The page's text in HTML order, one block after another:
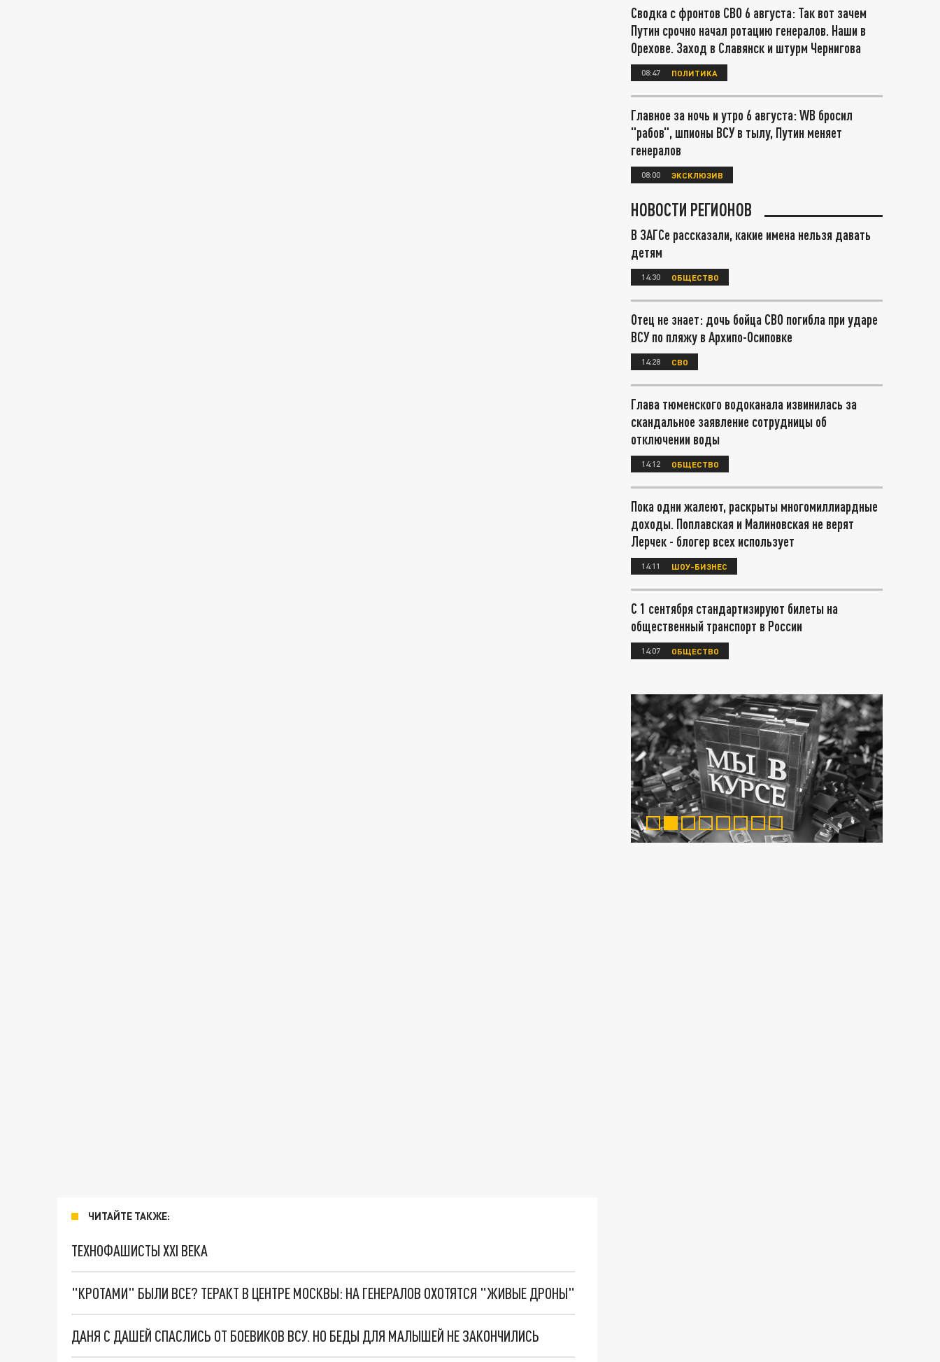
ЧИТАЙТЕ ТАКЖЕ:
ТЕХНОФАШИСТЫ XXI ВЕКА
"КРОТАМИ" БЫЛИ ВСЕ? ТЕРАКТ В ЦЕНТРЕ МОСКВЫ: НА ГЕНЕРАЛОВ ОХОТЯТСЯ "ЖИВЫЕ ДРОНЫ"
ДАНЯ С ДАШЕЙ СПАСЛИСЬ ОТ БОЕВИКОВ ВСУ. НО БЕДЫ ДЛЯ МАЛЫШЕЙ НЕ ЗАКОНЧИЛИСЬ
Сводка с фронтов СВО 6 августа: Так вот зачем
Путин срочно начал ротацию генералов. Наши в
Орехове. Заход в Славянск и штурм Чернигова
08:47 ПОЛИТИКА
Главное за ночь и утро 6 августа: WB бросил
"рабов", шпионы ВСУ в тылу, Путин меняет
генералов
08:00 ЭКСКЛЮЗИВ
НОВОСТИ РЕГИОНОВ
В ЗАГСе рассказали, какие имена нельзя давать
детям
14:30 ОБЩЕСТВО
Отец не знает: дочь бойца СВО погибла при ударе
ВСУ по пляжу в Архипо-Осиповке
14:28 СВО
Глава тюменского водоканала извинилась за
скандальное заявление сотрудницы об
отключении воды
14:12 ОБЩЕСТВО
Пока одни жалеют, раскрыты многомиллиардные
доходы. Поплавская и Малиновская не верят
Лерчек - блогер всех использует
14:11 ШОУ-БИЗНЕС
С 1 сентября стандартизируют билеты на
общественный транспорт в России
14:07 ОБЩЕСТВО